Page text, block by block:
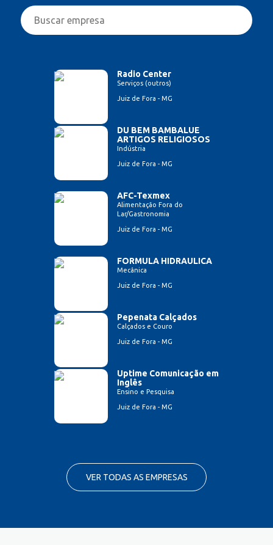
Radio Center
Serviços (outros)
Juiz de Fora - MG
DU BEM BAMBALUE
ARTIGOS RELIGIOSOS
Indústria
Juiz de Fora - MG
AFC-Texmex
Alimentação Fora do
Lar/Gastronomia
Juiz de Fora - MG
FORMULA HIDRAULICA
Mecânica
Juiz de Fora - MG
Pepenata Calçados
Calçados e Couro
Juiz de Fora - MG
Uptime Comunicação em
Inglês
Ensino e Pesquisa
Juiz de Fora - MG
VER TODAS AS EMPRESAS